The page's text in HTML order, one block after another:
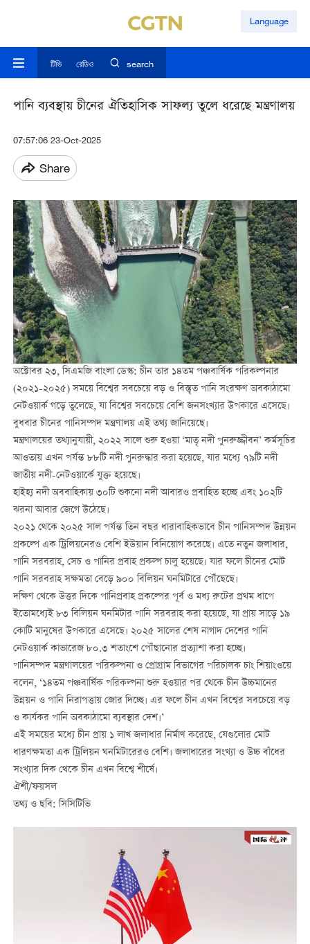
Language
টিভি রেডিও search
পানি ব্যবস্থায় চীনের ঐতিহাসিক সাফল্য তুলে ধরেছে মন্ত্রণালয়
07:57:06 23-Oct-2025
Share
অক্টোবর ২৩, সিএমজি বাংলা ডেস্ক: চীন তার ১৪তম পঞ্চবার্ষিক পরিকল্পনার
(২০২১-২০২৫) সময়ে বিশ্বের সবচেয়ে বড় ও বিস্তৃত পানি সংরক্ষণ অবকাঠামো
নেটওয়ার্ক গড়ে তুলেছে, যা বিশ্বের সবচেয়ে বেশি জনসংখ্যার উপকারে এসেছে।
বুধবার চীনের পানিসম্পদ মন্ত্রণালয় এই তথ্য জানিয়েছে।
মন্ত্রণালয়ের তথ্যানুযায়ী, ২০২২ সালে শুরু হওয়া ‘মাতৃ নদী পুনরুজ্জীবন’ কর্মসূচির
আওতায় এখন পর্যন্ত ৮৮টি নদী পুনরুদ্ধার করা হয়েছে, যার মধ্যে ৭৯টি নদী
জাতীয় নদী-নেটওয়ার্কে যুক্ত হয়েছে।
হাইহ্য নদী অববাহিকায় ৩০টি শুকনো নদী আবারও প্রবাহিত হচ্ছে এবং ১০২টি
ঝরনা আবার জেগে উঠেছে।
২০২১ থেকে ২০২৫ সাল পর্যন্ত তিন বছর ধারাবাহিকভাবে চীন পানিসম্পদ উন্নয়ন
প্রকল্পে এক ট্রিলিয়নেরও বেশি ইউয়ান বিনিয়োগ করেছে। এতে নতুন জলাধার,
পানি সরবরাহ, সেচ ও পানির প্রবাহ প্রকল্প চালু হয়েছে। যার ফলে চীনের মোট
পানি সরবরাহ সক্ষমতা বেড়ে ৯০০ বিলিয়ন ঘনমিটারে পৌঁছেছে।
দক্ষিণ থেকে উত্তর দিকে পানিপ্রবাহ প্রকল্পের পূর্ব ও মধ্য রুটের প্রথম ধাপে
ইতোমধ্যেই ৮৩ বিলিয়ন ঘনমিটার পানি সরবরাহ করা হয়েছে, যা প্রায় সাড়ে ১৯
কোটি মানুষের উপকারে এসেছে। ২০২৫ সালের শেষ নাগাদ দেশের পানি
নেটওয়ার্ক কাভারেজ ৮০.৩ শতাংশে পৌঁছানোর প্রত্যাশা করা হচ্ছে।
পানিসম্পদ মন্ত্রণালয়ের পরিকল্পনা ও প্রোগ্রাম বিভাগের পরিচালক চাং শিয়াংওয়ে
বলেন, ‘১৪তম পঞ্চবার্ষিক পরিকল্পনা শুরু হওয়ার পর থেকে চীন উচ্চমানের
উন্নয়ন ও পানি নিরাপত্তায় জোর দিচ্ছে। এর ফলে চীন এখন বিশ্বের সবচেয়ে বড়
ও কার্যকর পানি অবকাঠামো ব্যবস্থার দেশ।’
এই সময়ের মধ্যে চীন প্রায় ১ লাখ জলাধার নির্মাণ করেছে, যেগুলোর মোট
ধারণক্ষমতা এক ট্রিলিয়ন ঘনমিটারেরও বেশি। জলাধারের সংখ্যা ও উচ্চ বাঁধের
সংখ্যার দিক থেকে চীন এখন বিশ্বে শীর্ষে।
ঐশী/ফয়সল
তথ্য ও ছবি: সিসিটিভি